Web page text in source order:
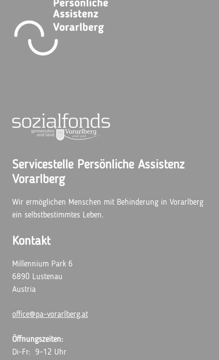
Servicestelle Persönliche Assistenz
Vorarlberg
Wir ermöglichen Menschen mit Behinderung in Vorarlberg
ein selbstbestimmtes Leben.
Kontakt
Millennium Park 6
6890 Lustenau
Austria
office@pa-vorarlberg.at
Öffnungszeiten:
Di-Fr: 9–12 Uhr